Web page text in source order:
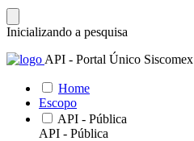
Inicializando a pesquisa
API - Portal Único Siscomex
Home
Escopo
API - Pública
API - Pública